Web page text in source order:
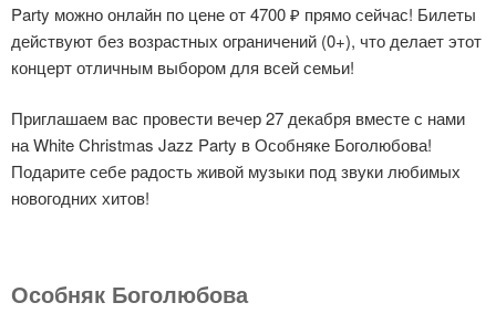
Party можно онлайн по цене от 4700 ₽ прямо сейчас! Билеты
действуют без возрастных ограничений (0+), что делает этот
концерт отличным выбором для всей семьи!
Приглашаем вас провести вечер 27 декабря вместе с нами
на White Christmas Jazz Party в Особняке Боголюбова!
Подарите себе радость живой музыки под звуки любимых
новогодних хитов!
Особняк Боголюбова